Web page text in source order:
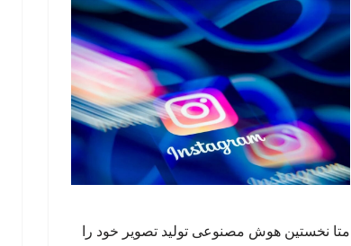
متا نخستین هوش مصنوعی تولید تصویر خود را